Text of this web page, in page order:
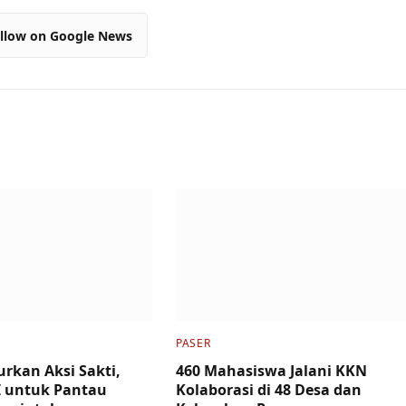
on Google News
Aksi Sakti,
untuk Pantau
PASER
460 Mahasiswa Jalani KKN
Kolaborasi di 48 Desa dan